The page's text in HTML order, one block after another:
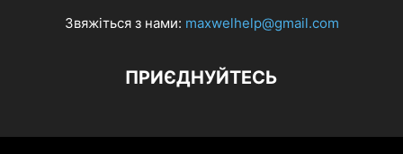
Звяжіться з нами: maxwelhelp@gmail.com
ПРИЄДНУЙТЕСЬ